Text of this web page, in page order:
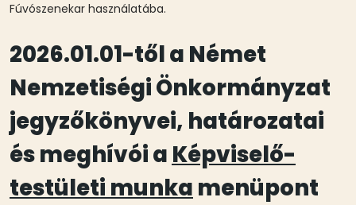
Fúvószenekar használatába.
2026.01.01-től a Német
Nemzetiségi Önkormányzat
jegyzőkönyvei, határozatai
és meghívói a Képviselő-
testületi munka menüpont